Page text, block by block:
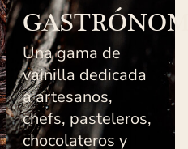
Una gama de
vainilla dedicada
a artesanos,
chefs, pasteleros,
chocolateros y